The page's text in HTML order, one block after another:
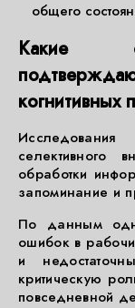
общего
Какие
когнитивных
селективного
обработки
запоминание и
По данным
ошибок в
и
критическую
повседневной